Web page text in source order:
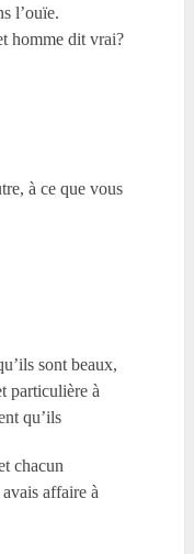
l’ouïe.
homme dit vrai?
à ce que vous
sont beaux,
particulière à
qu’ils
chacun
affaire à